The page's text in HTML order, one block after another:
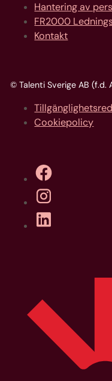
Hantering av
FR2000
Kontakt
© Talenti Sverige AB (f.d.
Cookiepolicy